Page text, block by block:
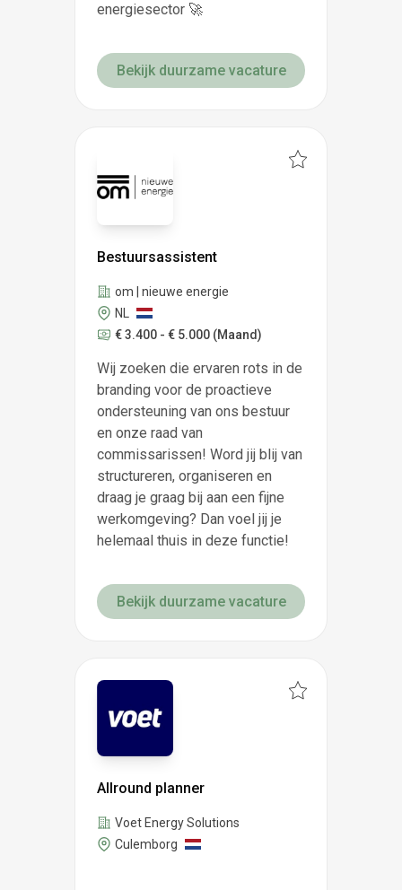
energiesector 🚀
Bekijk duurzame vacature
Bestuursassistent
om | nieuwe energie
NL
€ 3.400 - € 5.000 (Maand)
Wij zoeken die ervaren rots in de
branding voor de proactieve
ondersteuning van ons bestuur
en onze raad van
commissarissen! Word jij blij van
structureren, organiseren en
draag je graag bij aan een fijne
werkomgeving? Dan voel jij je
helemaal thuis in deze functie!
Bekijk duurzame vacature
Allround planner
Voet Energy Solutions
Culemborg